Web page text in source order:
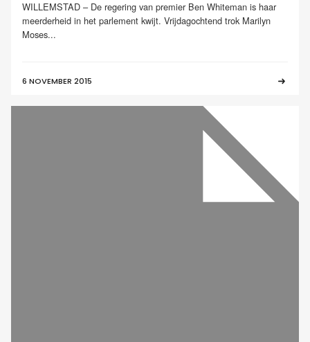
WILLEMSTAD – De regering van premier Ben Whiteman is haar
meerderheid in het parlement kwijt. Vrijdagochtend trok Marilyn
Moses...
6 NOVEMBER 2015